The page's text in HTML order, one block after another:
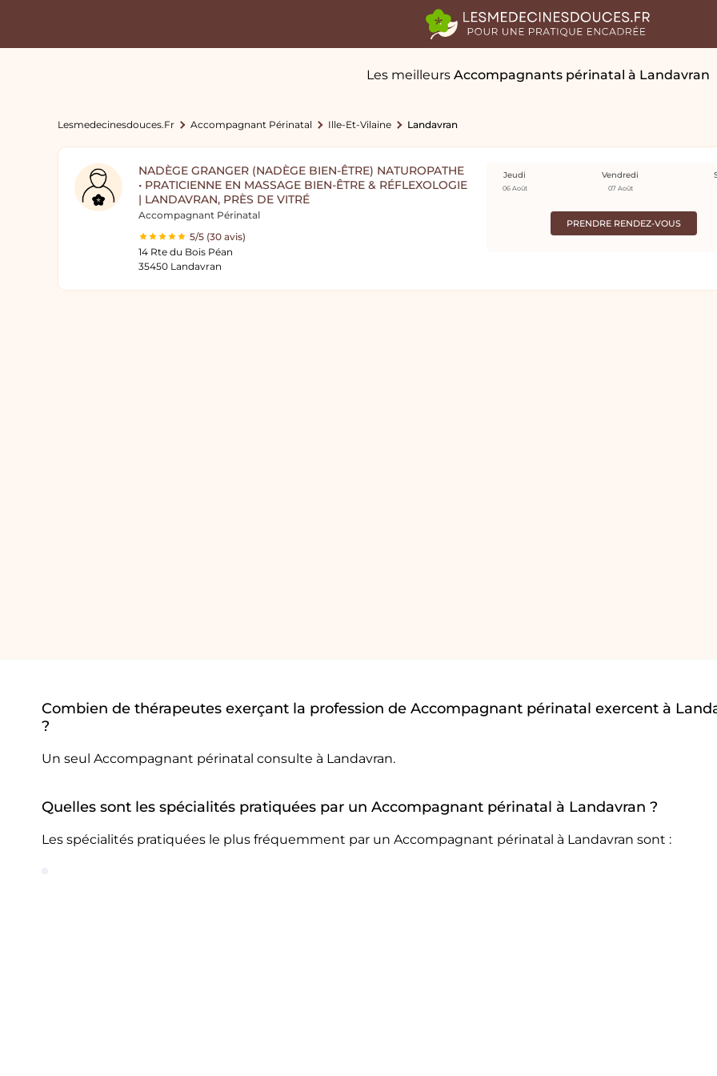
Les meilleurs Accompagnants périnatal à Landavran
Lesmedecinesdouces.fr Accompagnant Périnatal Ille-Et-Vilaine Landavran
NADÈGE GRANGER (NADÈGE BIEN-ÊTRE) NATUROPATHE
• PRATICIENNE EN MASSAGE BIEN-ÊTRE & RÉFLEXOLOGIE
| LANDAVRAN, PRÈS DE VITRÉ
Accompagnant Périnatal
5/5 (30 avis)
14 Rte du Bois Péan
35450 Landavran
PRENDRE RENDEZ-VOUS
Jeudi
06 Août
Vendredi
07 Août
Combien de thérapeutes exerçant la profession de Accompagnant périnatal exercent à
?
Un seul Accompagnant périnatal consulte à Landavran.
Quelles sont les spécialités pratiquées par un Accompagnant périnatal à Landavran ?
Les spécialités pratiquées le plus fréquemment par un Accompagnant périnatal à Landavran sont :